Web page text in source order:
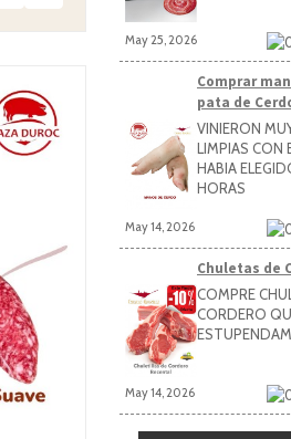
May 25, 2026
Comprar
pata de
VINIERON
LIMPIAS CON
HABIA
HORAS
May 14, 2026
Chuletas de
COMPRE
CORDERO
May 14, 2026